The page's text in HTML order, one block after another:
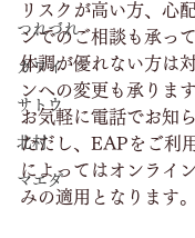
つれづれ
カワイ
サトウ
北村
マエダ
リスクが高い方、心
ンでのご相談も承っ
体調が優れない方は
ンへの変更も承ります
お気軽に電話でお知
ただし、EAPをご利
によってはオンライ
みの適用となります。